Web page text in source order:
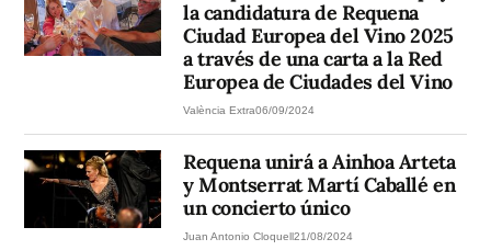
la candidatura de Requena
Ciudad Europea del Vino 2025
a través de una carta a la Red
Europea de Ciudades del Vino
València Extra06/09/2024
Requena unirá a Ainhoa Arteta
y Montserrat Martí Caballé en
un concierto único
Juan Antonio Cloquell21/08/2024